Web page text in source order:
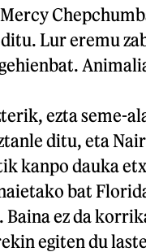
Lur eremu
ezta seme-
ditu, eta
kanpo dauka
bat
ez da
egiten du